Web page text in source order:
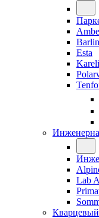
Esta
Lab